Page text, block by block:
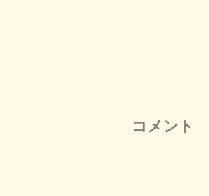
コメント